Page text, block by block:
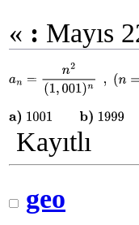
« : Mayıs
an=n2 (1,001)n , (n=1
a) 1001b) 1999c) 2000
Kayıtlı
geo